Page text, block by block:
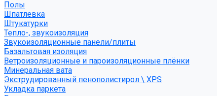
Полы
Шпатлевка
Штукатурки
Тепло-, звукоизоляция
Звукоизоляционные панели/плиты
Базальтовая изоляция
Ветроизоляционные и пароизоляционные плёнки
Минеральная вата
Экструдированный пенополистирол \ XPS
Укладка паркета